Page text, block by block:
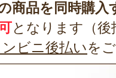
商品を同時購入
となります（
ンビニ後払いを